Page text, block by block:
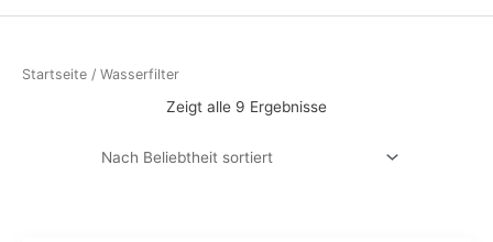
Startseite / Wasserfilter
Zeigt alle 9 Ergebnisse